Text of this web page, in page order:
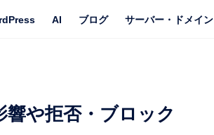
AI ブログ サーバー・ドメイン
や拒否・ブロック